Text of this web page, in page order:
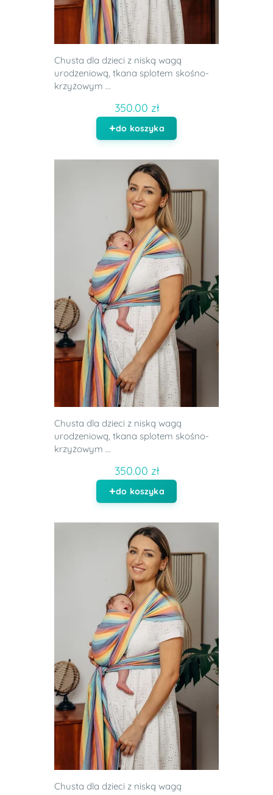
Chusta dla dzieci z niską wagą
urodzeniową, tkana splotem skośno-
krzyżowym ...
350.00 zł
do koszyka
Chusta dla dzieci z niską wagą
urodzeniową, tkana splotem skośno-
krzyżowym ...
350.00 zł
do koszyka
Chusta dla dzieci z niską wagą